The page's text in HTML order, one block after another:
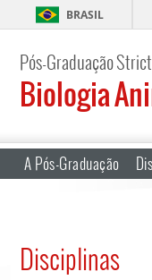
BRASIL
Pós-Graduação
Biologia
A Pós-Graduação
Disciplinas